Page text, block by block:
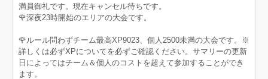
満員御礼です。現在キャンセル待ちです。
🌹深夜23時開始のエリアの大会です。
🌹ルール問わずチーム最高XP9023、個人2500未満の大会です。※
詳しくは必ずXPについてを必ずご確認ください。サマリーの更新
日によってはチーム＆個人のコストを超えて参加することができ
ます。